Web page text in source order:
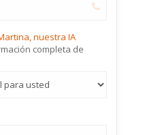
nuestra IA
completa de